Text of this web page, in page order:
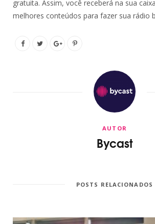
gratuita. Assim, você receberá na sua
melhores conteúdos para fazer sua rádio
AUTOR
Bycast
POSTS RELACIONADOS